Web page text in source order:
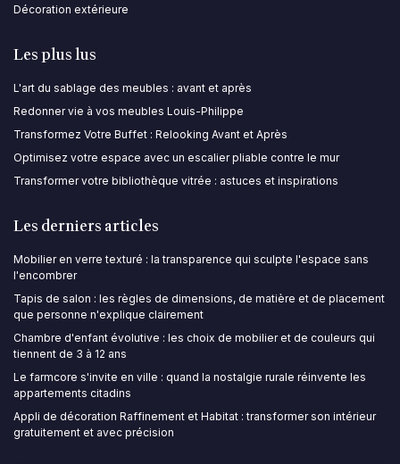
Décoration extérieure
Les plus lus
L'art du sablage des meubles : avant et après
Redonner vie à vos meubles Louis-Philippe
Transformez Votre Buffet : Relooking Avant et Après
Optimisez votre espace avec un escalier pliable contre le mur
Transformer votre bibliothèque vitrée : astuces et inspirations
Les derniers articles
Mobilier en verre texturé : la transparence qui sculpte l'espace sans
l'encombrer
Tapis de salon : les règles de dimensions, de matière et de placement
que personne n'explique clairement
Chambre d'enfant évolutive : les choix de mobilier et de couleurs qui
tiennent de 3 à 12 ans
Le farmcore s'invite en ville : quand la nostalgie rurale réinvente les
appartements citadins
Appli de décoration Raffinement et Habitat : transformer son intérieur
gratuitement et avec précision